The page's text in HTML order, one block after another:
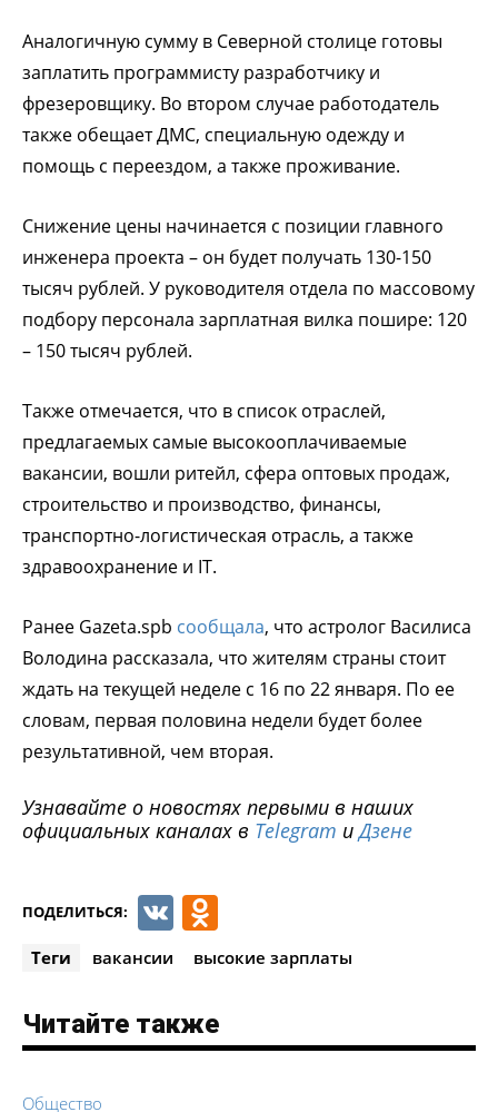
Аналогичную сумму в Северной столице готовы
заплатить программисту разработчику и
фрезеровщику. Во втором случае работодатель
также обещает ДМС, специальную одежду и
помощь с переездом, а также проживание.
Снижение цены начинается с позиции главного
инженера проекта – он будет получать 130-150
тысяч рублей. У руководителя отдела по массовому
подбору персонала зарплатная вилка пошире: 120
– 150 тысяч рублей.
Также отмечается, что в список отраслей,
предлагаемых самые высокооплачиваемые
вакансии, вошли ритейл, сфера оптовых продаж,
строительство и производство, финансы,
транспортно-логистическая отрасль, а также
здравоохранение и IT.
Ранее Gazeta.spb сообщала, что астролог Василиса
Володина рассказала, что жителям страны стоит
ждать на текущей неделе с 16 по 22 января. По ее
словам, первая половина недели будет более
результативной, чем вторая.
Узнавайте о новостях первыми в наших
официальных каналах в Telegram иДзене
ПОДЕЛИТЬСЯ: VK
Теги вакансии высокие зарплаты
Читайте также
Общество